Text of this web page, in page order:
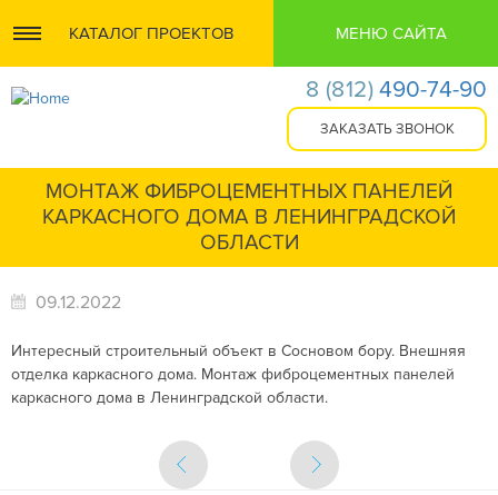
КАТАЛОГ ПРОЕКТОВ МЕНЮ САЙТА
8 (812) 490-74-90
МОНТАЖ ФИБРОЦЕМЕНТНЫХ ПАНЕЛЕЙ
КАРКАСНОГО ДОМА В ЛЕНИНГРАДСКОЙ
ОБЛАСТИ
09.12.2022
Интересный строительный объект в Сосновом бору. Внешняя
отделка каркасного дома. Монтаж фиброцементных панелей
каркасного дома в Ленинградской области.